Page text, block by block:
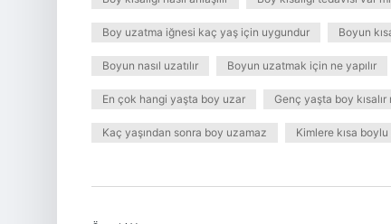
Boy uzatma iğnesi kaç yaş için uygundur Boyun
Boyun nasıl uzatılır Boyun uzatmak için ne yapılır
En çok hangi yaşta boy uzar Genç yaşta boy kısalır
Kaç yaşından sonra boy uzamaz Kimlere kısa